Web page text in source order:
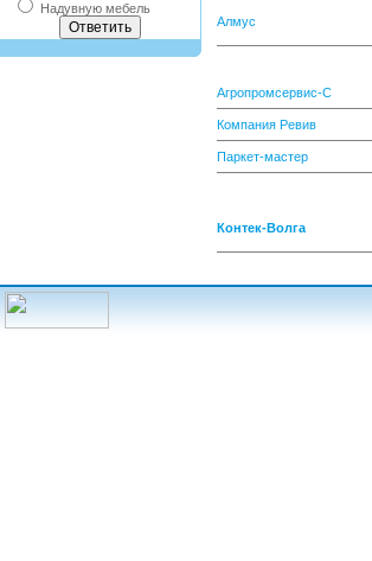
Надувную мебель
Алмус
Агропромсервис-С
Компания Ревив
Паркет-мастер
Контек-Волга